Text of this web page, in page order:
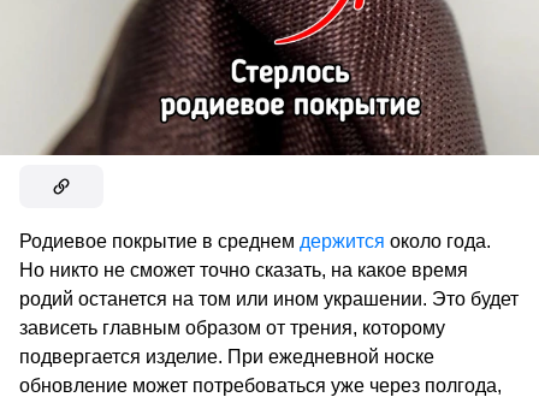
Родиевое покрытие в среднем держится около года.
Но никто не сможет точно сказать, на какое время
родий останется на том или ином украшении. Это будет
зависеть главным образом от трения, которому
подвергается изделие. При ежедневной носке
обновление может потребоваться уже через полгода,